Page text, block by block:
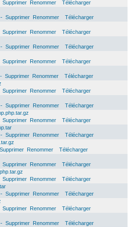
Supprimer Renommer
Télécharger
Supprimer Renommer
Télécharger
Supprimer Renommer
Télécharger
Supprimer Renommer
Télécharger
Supprimer Renommer
Télécharger
Supprimer Renommer
Télécharger
Supprimer Renommer
Télécharger
Supprimer Renommer
Télécharger
Supprimer Renommer
Télécharger
Supprimer Renommer
Télécharger
Supprimer Renommer
Télécharger
Supprimer Renommer
Télécharger
Supprimer Renommer
Télécharger
Supprimer Renommer
Télécharger
Supprimer Renommer
Télécharger
Supprimer Renommer
Télécharger